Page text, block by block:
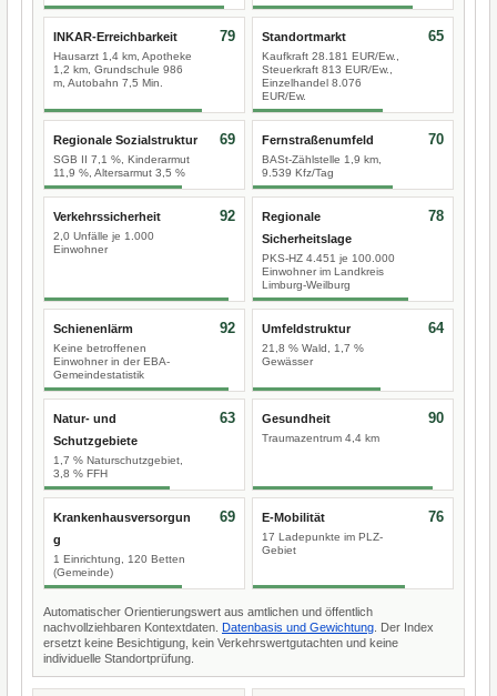
INKAR-Erreichbarkeit
Hausarzt 1,4 km, Apotheke
1,2 km, Grundschule 986
m, Autobahn 7,5 Min.
79 Standortmarkt
Kaufkraft 28.181 EUR/Ew.,
Steuerkraft 813 EUR/Ew.,
Einzelhandel 8.076
EUR/Ew.
65
Regionale Sozialstruktur
SGB II 7,1 %, Kinderarmut
11,9 %, Altersarmut 3,5 %
69 Fernstraßenumfeld
BASt-Zählstelle 1,9 km,
9.539 Kfz/Tag
70
Verkehrssicherheit
2,0 Unfälle je 1.000
Einwohner
92
Regionale
Sicherheitslage
PKS-HZ 4.451 je 100.000
Einwohner im Landkreis
Limburg-Weilburg
78
Schienenlärm
Keine betroffenen
Einwohner in der EBA-
Gemeindestatistik
92 Umfeldstruktur
21,8 % Wald, 1,7 %
Gewässer
64
Natur- und
Schutzgebiete
1,7 % Naturschutzgebiet,
3,8 % FFH
63 Gesundheit
Traumazentrum 4,4 km
90
Krankenhausversorgun
g
1 Einrichtung, 120 Betten
(Gemeinde)
69 E-Mobilität
17 Ladepunkte im PLZ-
Gebiet
76
Automatischer Orientierungswert aus amtlichen und öffentlich
nachvollziehbaren Kontextdaten. Datenbasis und Gewichtung . Der Index
ersetzt keine Besichtigung, kein Verkehrswertgutachten und keine
individuelle Standortprüfung.